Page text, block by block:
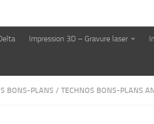
Impression 3D – Gravure laser
BONS-PLANS / TECHNOS BONS-PLANS